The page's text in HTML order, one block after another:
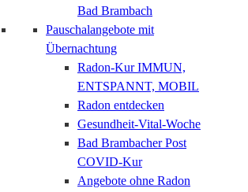
Bad Brambach
Pauschalangebote mit
Übernachtung
Radon-Kur IMMUN,
ENTSPANNT, MOBIL
Radon entdecken
Gesundheit-Vital-Woche
Bad Brambacher Post
COVID-Kur
Angebote ohne Radon